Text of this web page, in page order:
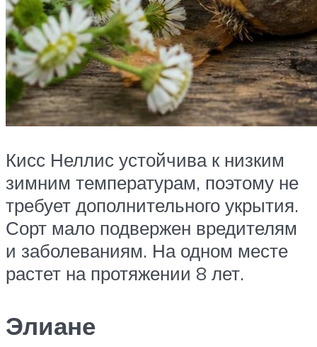
Кисс Неллис устойчива к низким
зимним температурам, поэтому не
требует дополнительного укрытия.
Сорт мало подвержен вредителям
и заболеваниям. На одном месте
растет на протяжении 8 лет.
Элиане